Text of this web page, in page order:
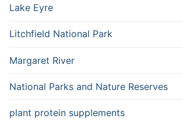
Lake Eyre
Litchfield National Park
Margaret River
National Parks and Nature Reserves
plant protein supplements